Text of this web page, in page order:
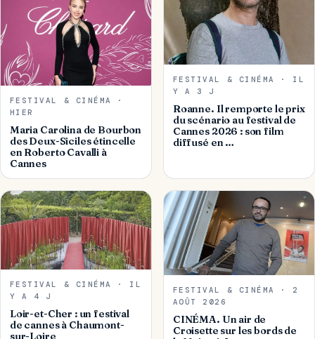
FESTIVAL & CINÉMA ·
HIER
Maria Carolina de Bourbon
des Deux-Siciles étincelle
en Roberto Cavalli à
Cannes
FESTIVAL & CINÉMA · IL
Y A 3 J
Roanne. Il remporte le prix
du scénario au festival de
Cannes 2026 : son film
diffusé en …
FESTIVAL & CINÉMA · IL
Y A 4 J
Loir-et-Cher : un festival
de cannes à Chaumont-
sur-Loire
FESTIVAL & CINÉMA · 2
AOÛT 2026
CINÉMA. Un air de
Croisette sur les bords de